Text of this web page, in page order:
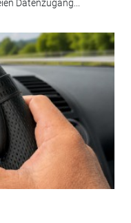
Datenzugang...